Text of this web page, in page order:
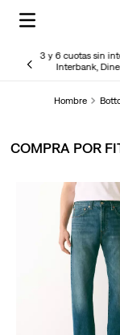
3 y 6 cuotas sin
Interbank,
Hombre
COMPRA POR